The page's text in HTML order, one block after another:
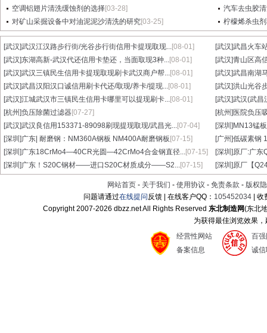
空调铝翅片清洗缓蚀剂的选择[03-28]
汽车去虫胶
对矿山采掘设备中对油泥泥沙清洗的研究[03-25] 柠檬烯杀虫
[武汉]武汉江汉路步行街/光谷步行街信用卡提现取现...[08-01] [武汉]武昌火车
[武汉]东湖高新-武汉代还信用卡垫还，当面取现3种...[08-01] [武汉]青山区高
[武汉]武汉三镇民生信用卡提现取现刷卡武汉商户帮...[08-01] [武汉]武昌南湖
[武汉]武昌汉阳汉口诚信用刷卡代还/取现/养卡/提现...[08-01] [武汉]洪山光谷
[武汉]江城武汉市三镇民生信用卡哪里可以提现刷卡...[08-01] [武汉]武汉(武昌
[杭州]负压除菌过滤器[07-27] [杭州] 医院负压
[武汉]武汉良信用153371-89098刷现提现取现/武昌光...[07-04] [深圳] MN13锰
[深圳]广东| 耐磨钢：NM360A钢板 NM400A耐磨钢板 [07-15] [广州]低碳素钢
[深圳]广东18CrMo4—40CR光圆—42CrMo4合金钢直径...[07-15] [深圳]原厂:广东
[深圳]广东！S20C钢材——进口S20C材质成分——S2...[07-15] [深圳]原厂【
网站首页 - 关于我们 - 使用协议 - 免责条款 - 版权
问题请通过在线提问反馈 | 在线客户QQ： 105452034 |
Copyright 2007-2026 dbzz.net All Rights Reserved东北制造网(东北
为获得最佳浏览效果
经营性网站
备案信息
百
诚